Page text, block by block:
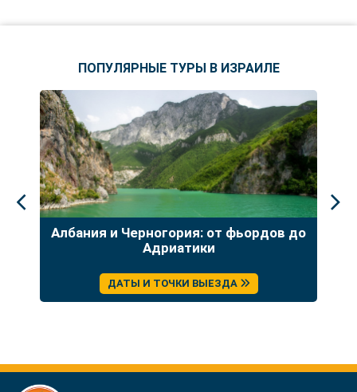
ПОПУЛЯРНЫЕ ТУРЫ В ИЗРАИЛЕ
Албания и Черногория: от фьордов до
Адриатики
ДАТЫ И ТОЧКИ ВЫЕЗДА